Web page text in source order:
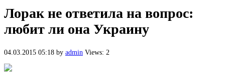
Лорак не ответила на вопрос:
любит ли она Украину
04.03.2015 05:18 by admin Views: 2